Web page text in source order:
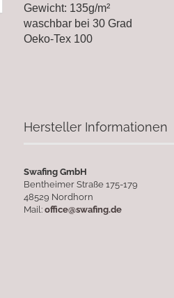
Gewicht: 135g/m²
waschbar bei 30 Grad
Oeko-Tex 100
Hersteller Informationen
Swafing GmbH
Bentheimer Straße 175-179
48529 Nordhorn
Mail: office@swafing.de